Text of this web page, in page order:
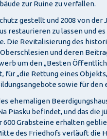
zur Ruine zu verfallen.
gestellt und 2008 von
restaurieren zu lassen und
Die Revitalisierung des
und deren
um den „Besten
für „die Rettung eines
sowie für den
ehemaligen
Piasku befindet, und das
Grabsteine erhalten
des Friedhofs verläuft die